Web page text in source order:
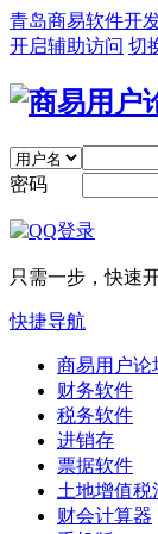
青岛商易软件开
开启辅助访问 切
密码
只需一步，快速
快捷导航
商易用户论
财务软件
税务软件
进销存
票据软件
土地增值税
财会计算器